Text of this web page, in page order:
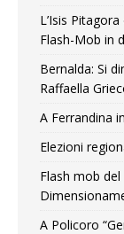
L’Isis
Flash-Mob in
Bernalda: Si
Raffaella
A Ferrandina
Elezioni
Flash mob
A Policoro